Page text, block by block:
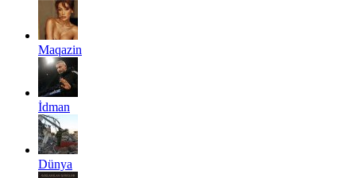
Maqazin
İdman
Dünya